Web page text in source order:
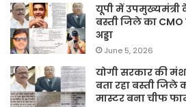
यूपी में उपमुख्यमंत्री
बस्ती जिले का
अड्डा
June 5, 2026
योगी सरकार की
बता रहा बस्ती जिले
मास्टर बना चीफ